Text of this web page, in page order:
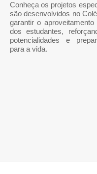
Conheça os projetos
são desenvolvidos no
garantir o aproveitamento
dos estudantes,
potencialidades e
para a vida.